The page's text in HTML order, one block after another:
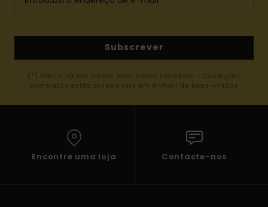
Subscrever
(*) Oferta válida online para novos membros - Condições
completas estão disponíveis em e-mail de boas-vindas
Encontre uma loja Contacte-nos